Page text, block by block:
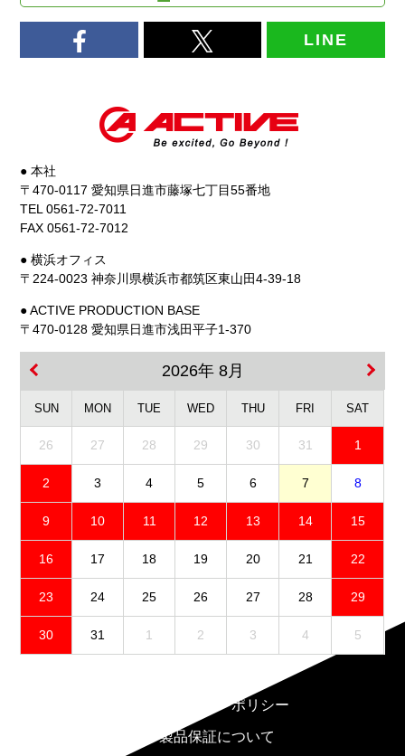
LINE
● 本社
〒470-0117 愛知県日進市藤塚七丁目55番地
TEL 0561-72-7011
FAX 0561-72-7012
● 横浜オフィス
〒224-0023 神奈川県横浜市都筑区東山田4-39-18
● ACTIVE PRODUCTION BASE
〒470-0128 愛知県日進市浅田平子1-370
2026年 8月
SUN MON TUE WED THU FRI SAT
26 27 28 29 30 31 1
2 3 4 5 6 7 8
9 10 11 12 13 14 15
16 17 18 19 20 21 22
23 24 25 26 27 28 29
30 31 1 2 3 4 5
プライバシーポリシー
製品保証について